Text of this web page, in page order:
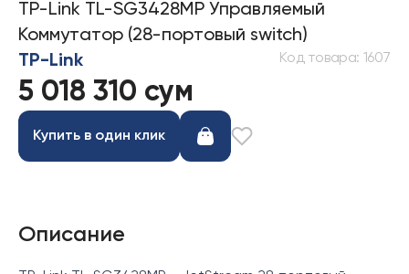
TP-Link TL-SG3428MP Управляемый
Коммутатор (28-портовый switch)
TP-Link
Код товара: 1607
5 018 310 сум
Купить в один клик
Описание